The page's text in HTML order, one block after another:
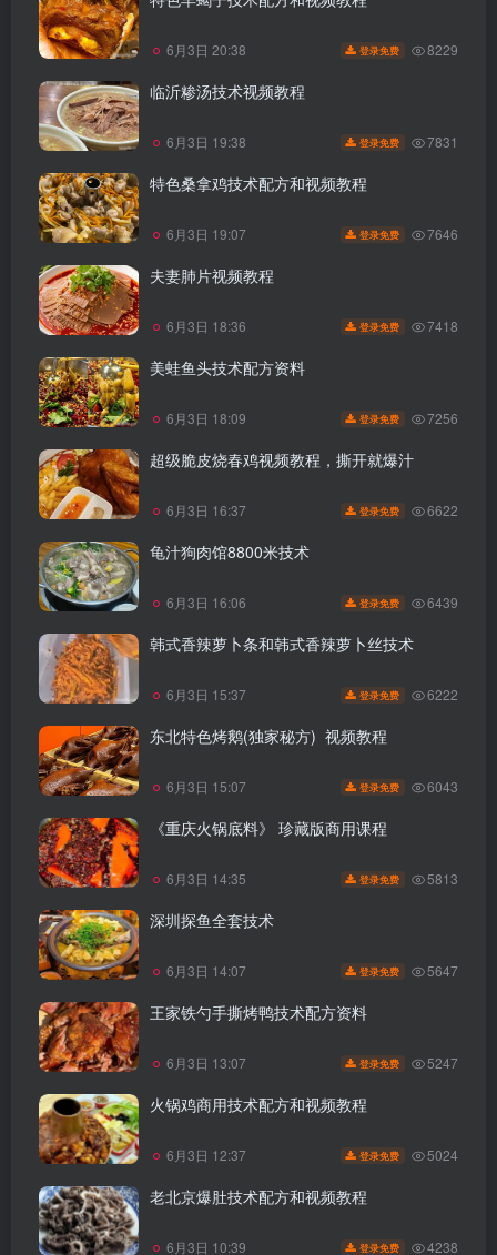
6月3日 20:38 登录免费 8229
临沂糁汤技术视频教程
6月3日 19:38 登录免费 7831
特色桑拿鸡技术配方和视频教程
6月3日 19:07 登录免费 7646
夫妻肺片视频教程
6月3日 18:36 登录免费 7418
美蛙鱼头技术配方资料
6月3日 18:09 登录免费 7256
超级脆皮烧春鸡视频教程，撕开就爆汁
6月3日 16:37 登录免费 6622
龟汁狗肉馆8800米技术
6月3日 16:06 登录免费 6439
韩式香辣萝卜条和韩式香辣萝卜丝技术
6月3日 15:37 登录免费 6222
东北特色烤鹅(独家秘方) 视频教程
6月3日 15:07 登录免费 6043
《重庆火锅底料》 珍藏版商用课程
6月3日 14:35 登录免费 5813
深圳探鱼全套技术
6月3日 14:07 登录免费 5647
王家铁勺手撕烤鸭技术配方资料
6月3日 13:07 登录免费 5247
火锅鸡商用技术配方和视频教程
6月3日 12:37 登录免费 5024
老北京爆肚技术配方和视频教程
6月3日 10:39 登录免费 4238